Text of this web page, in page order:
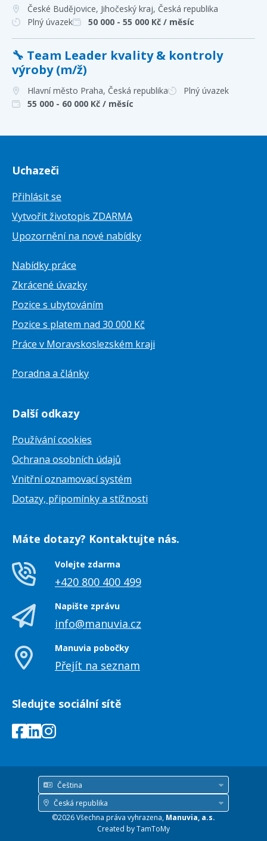
České Budějovice, Jihočeský kraj, Česká republika
Plný úvazek
50 000 - 55 000 Kč / měsíc
🔧 Team Leader kvality & kontroly
výroby (m/ž)
Hlavní město Praha, Česká republika
Plný úvazek
55 000 - 60 000 Kč / měsíc
Uchazeči
Přihlásit se
Vytvořit životopis ZDARMA
Upozornění na nové nabídky
Nabídky práce
Zkrácené úvazky
Pozice s ubytováním
Pozice s platem nad 30 000 Kč
Práce v Moravskoslezském kraji
Poradna a články
Další odkazy
Používání cookies
Ochrana osobních údajů
Vnitřní oznamovací systém
Dotazy, připomínky a stížnosti
Máte dotazy? Kontaktujte nás.
Volejte zdarma
+420 800 400 499
Napište zprávu
info@manuvia.cz
Manuvia pobočky
Přejít na seznam
Sledujte sociální sítě
Čeština
Jazyk
Česká republika
Země
©2026 Všechna práva vyhrazena, Manuvia, a.s.
Created byTamToMy